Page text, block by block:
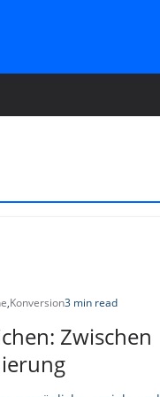
,Konversion3 min read
Zwischen